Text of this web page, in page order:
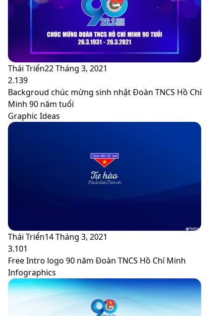
Thái Triển22 Tháng 3, 2021
2.139
Backgroud chúc mừng sinh nhật Đoàn TNCS Hồ Chí
Minh 90 năm tuổi
Graphic Ideas
Thái Triển14 Tháng 3, 2021
3.101
Free Intro logo 90 năm Đoàn TNCS Hồ Chí Minh
Infographics